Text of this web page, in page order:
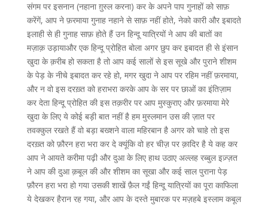
संगम पर इसनान (नहाना ग़ुस्ल करना) कर के अपने पाप गुनाहों को साफ़
करेंगें, आप ने फ़रमाया गुनाह नहाने से साफ़ नहीं होते, नेको कारी और इबादते
इलाही से ही गुनाह साफ़ होते हैं उन हिन्दू यात्रियों ने आप की बातों का
मज़ाक़ उड़ायाऔर एक हिन्दू प्रोहित बोला अगर छुप कर इबादत ही से इंसान
खुदा के क़रीब हो सकता है तो आप कई सालों से इस सूखे और पुराने शीशम
के पेड़ के नीचे इबादत कर रहे हो, मगर खुदा ने आप पर रहिम नहीं फ़रमाया,
और न वो इस दरख़्त को हराभरा करके आप के सर पर छाओं का इंतिज़ाम
कर देता हिन्दू प्रोहित की इस तक़रीर पर आप मुस्कुराए और फ़रमाया मेरे
खुदा के लिए ये कोई बड़ी बात नहीं है हम मुस्लमान उस की ज़ात पर
तवक्कुल रखते हैं वो बड़ा बख्शने वाला महिरबान है अगर को चाहे तो इस
दरख़्त को फ़ौरन हरा भरा कर दे क्यूंकि वो हर चीज़ पर क़ादिर है ये कह कर
आप ने आयते करीमा पढ़ी और दुआ के लिए हाथ उठाए अल्लह रब्बुल इज़्ज़त
ने आप की दुआ क़बूल की और शीशम का सूखा और कई साल पुराना पेड़
फ़ौरन हरा भरा हो गया उसकी शाखें फ़ैल गईं हिन्दू यात्रियों का पूरा काफिला
ये देखकर हैरान रह गया, और आप के दस्ते मुबारक पर मज़हबे इस्लाम कबूल